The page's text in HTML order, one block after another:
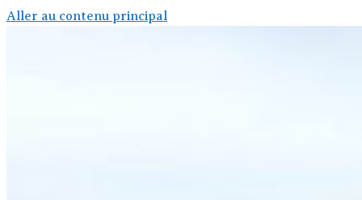
Aller au contenu principal